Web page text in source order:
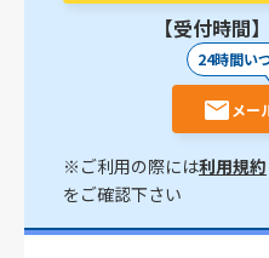
【受付時間
24時間い
メー
※ご利用の際には利用規約
をご確認下さい